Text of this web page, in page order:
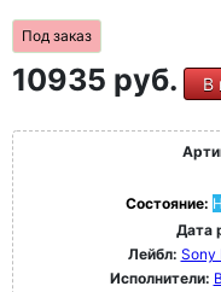
Под заказ
10935 руб. В
Состояние:
Дата
Лейбл: Sony
Исполнители: